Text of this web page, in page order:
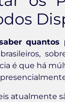
quantos
é que há
atualmente